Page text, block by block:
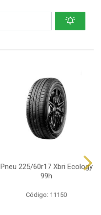
Pneu 225/60r17 Xbri Ecology
99h
Código: 11150